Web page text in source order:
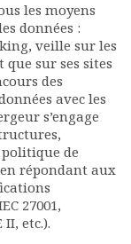
les moyens
données :
veille sur les
que sur ses sites
des
avec les
s’engage
de
répondant aux
27001,
II, etc.).